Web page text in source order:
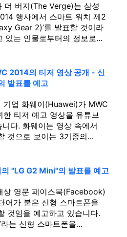
더 버지(The Verge)는 삼성
행사에서 스마트 워치 제2
Gear 2)’를 발표할 것이라
있는 인물로부터의 정보로…
2014의 티저 영상 공개 - 신
발표를 예고
기업 화웨이(Huawei)가 MWC
티저 예고 영상을 유튜브
다. 화웨이는 영상 속에서
것으로 보이는 3기종의…
"LG G2 Mini"의 발표를 예고
상 영문 페이스북(Facebook)
어가 붙은 신형 스마트폰을
것임을 예고하고 있습니다.
는 신형 스마트폰을…